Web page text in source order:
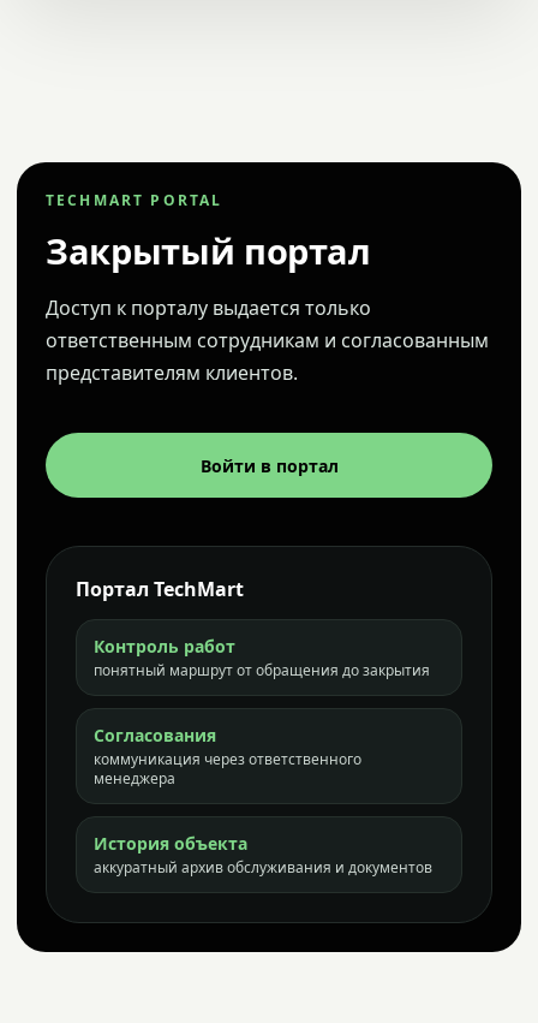
TECHMART PORTAL
Закрытый портал
Доступ к порталу выдается только
ответственным сотрудникам и согласованным
представителям клиентов.
Войти в портал
Портал TechMart
Контроль работ
понятный маршрут от обращения до закрытия
Согласования
коммуникация через ответственного
менеджера
История объекта
аккуратный архив обслуживания и документов